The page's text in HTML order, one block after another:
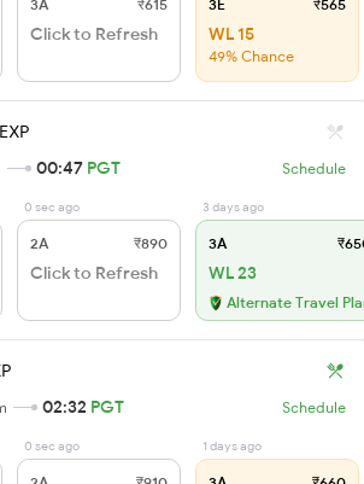
3A ₹615
Click to Refresh
3E ₹565
WL 15
49% Chance
00:47 PGT Schedule
0 sec ago
2A ₹890
Click to Refresh
3 days ago
3A
WL 23
Alternate Travel
02:32 PGT Schedule
0 sec ago 1 days ago